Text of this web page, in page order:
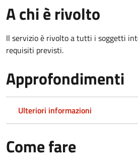
A chi è rivolto
Il servizio è rivolto a tutti i soggetti
requisiti previsti.
Approfondimenti
Ulteriori informazioni
Come fare